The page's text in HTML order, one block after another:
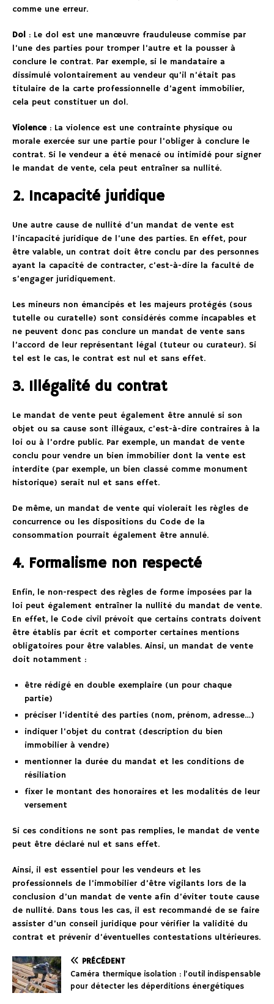
comme une erreur.
Dol : Le dol est une manœuvre frauduleuse commise par
l’une des parties pour tromper l’autre et la pousser à
conclure le contrat. Par exemple, si le mandataire a
dissimulé volontairement au vendeur qu’il n’était pas
titulaire de la carte professionnelle d’agent immobilier,
cela peut constituer un dol.
Violence: La violence est une contrainte physique ou
morale exercée sur une partie pour l’obliger à conclure le
contrat. Si le vendeur a été menacé ou intimidé pour signer
le mandat de vente, cela peut entraîner sa nullité.
2. Incapacité juridique
Une autre cause de nullité d’un mandat de vente est
l’incapacité juridique de l’une des parties. En effet, pour
être valable, un contrat doit être conclu par des personnes
ayant la capacité de contracter, c’est-à-dire la faculté de
s’engager juridiquement.
Les mineurs non émancipés et les majeurs protégés (sous
tutelle ou curatelle) sont considérés comme incapables et
ne peuvent donc pas conclure un mandat de vente sans
l’accord de leur représentant légal (tuteur ou curateur). Si
tel est le cas, le contrat est nul et sans effet.
3. Illégalité du contrat
Le mandat de vente peut également être annulé si son
objet ou sa cause sont illégaux, c’est-à-dire contraires à la
loi ou à l’ordre public. Par exemple, un mandat de vente
conclu pour vendre un bien immobilier dont la vente est
interdite (par exemple, un bien classé comme monument
historique) serait nul et sans effet.
De même, un mandat de vente qui violerait les règles de
concurrence ou les dispositions du Code de la
consommation pourrait également être annulé.
4. Formalisme non respecté
Enfin, le non-respect des règles de forme imposées par la
loi peut également entraîner la nullité du mandat de vente.
En effet, le Code civil prévoit que certains contrats doivent
être établis par écrit et comporter certaines mentions
obligatoires pour être valables. Ainsi, un mandat de vente
doit notamment :
être rédigé en double exemplaire (un pour chaque
partie)
préciser l’identité des parties (nom, prénom, adresse…)
indiquer l’objet du contrat (description du bien
immobilier à vendre)
mentionner la durée du mandat et les conditions de
résiliation
fixer le montant des honoraires et les modalités de leur
versement
Si ces conditions ne sont pas remplies, le mandat de vente
peut être déclaré nul et sans effet.
Ainsi, il est essentiel pour les vendeurs et les
professionnels de l’immobilier d’être vigilants lors de la
conclusion d’un mandat de vente afin d’éviter toute cause
de nullité. Dans tous les cas, il est recommandé de se faire
assister d’un conseil juridique pour vérifier la validité du
contrat et prévenir d’éventuelles contestations ultérieures.
PRÉCÉDENT
Caméra thermique isolation : l’outil indispensable
pour détecter les déperditions énergétiques